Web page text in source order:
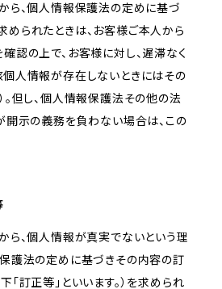
ら、個人情報保護法の定めに基づ
められたときは、お客様ご本人から
認の上で、お客様に対し、遅滞なく
個人情報が存在しないときにはその
。但し、個人情報保護法その他の法
開示の義務を負わない場合は、この
ら、個人情報が真実でないという理
保護法の定めに基づきその内容の訂
「訂正等」といいます。）を求められ